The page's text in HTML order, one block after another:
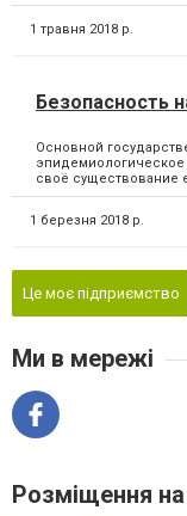
1 травня 2018 р.
Безопасность
Основной
своё существование
1 березня 2018 р.
Це моє підприємство
Ми в мережі
Розміщення на